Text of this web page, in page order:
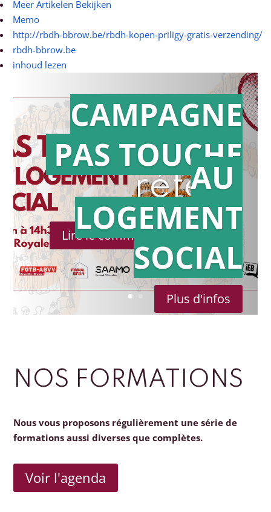
Meer Artikelen Bekijken
Memo
http://rbdh-bbrow.be/rbdh-kopen-priligy-gratis-verzending/
rbdh-bbrow.be
inhoud lezen
Action en
référé
Lire le communiqué de presse
CAMPAGNE
PAS TOUCHE
AU
LOGEMENT
SOCIAL
Plus d'infos
NOS FORMATIONS
Nous vous proposons régulièrement une série de
formations aussi diverses que complètes.
Voir l'agenda